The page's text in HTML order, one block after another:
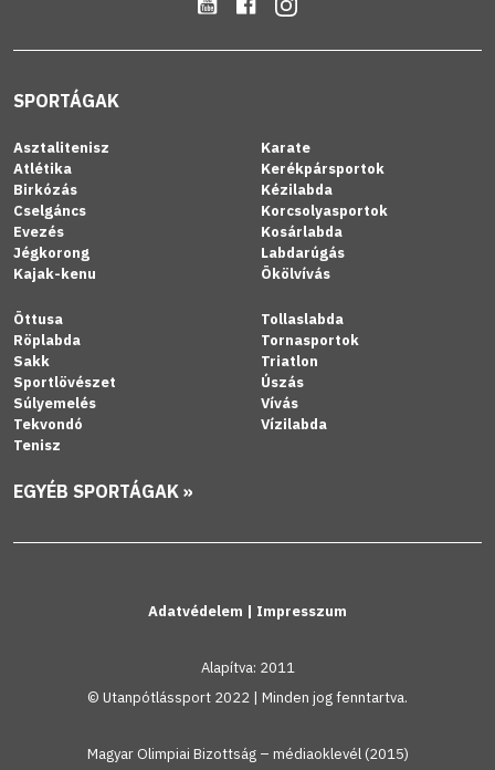
SPORTÁGAK
Asztalitenisz
Atlétika
Birkózás
Cselgáncs
Evezés
Jégkorong
Kajak-kenu
Karate
Kerékpársportok
Kézilabda
Korcsolyasportok
Kosárlabda
Labdarúgás
Ökölvívás
Öttusa
Röplabda
Sakk
Sportlövészet
Súlyemelés
Tekvondó
Tenisz
Tollaslabda
Tornasportok
Triatlon
Úszás
Vívás
Vízilabda
EGYÉB SPORTÁGAK »
Adatvédelem | Impresszum
Alapítva: 2011
© Utanpótlássport 2022 | Minden jog fenntartva.
Magyar Olimpiai Bizottság – médiaoklevél (2015)